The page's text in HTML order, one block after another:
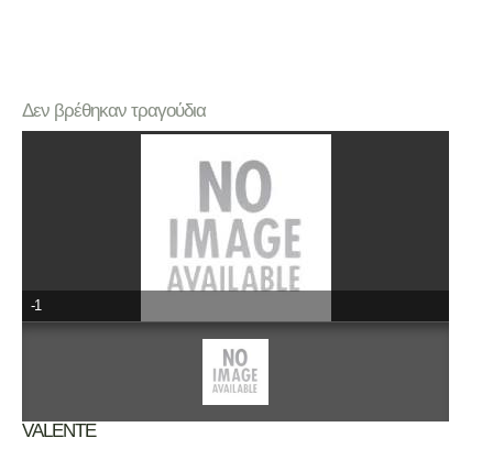
Δεν βρέθηκαν τραγούδια
-1
VALENTE